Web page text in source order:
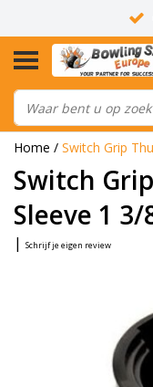
ALLE
Home / Switch Grip
Switch
Sleeve 1 3/
| Schrijf je eigen review